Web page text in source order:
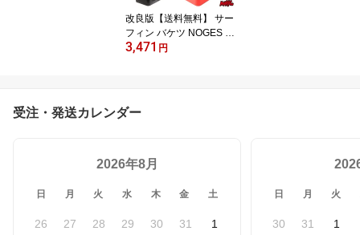
改良版【送料無料】 サー
フィン バケツ NOGES ノ
ージス ウォーターバケツ
3,471 円
受注・発送カレンダー
2026年8月
日 月 火 水 木 金 土
26 27 28 29 30 31 1
日 月 火
30 31 1